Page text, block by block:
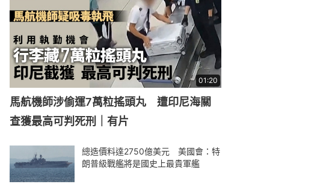
01:20
馬航機師涉偷運7萬粒搖頭丸 遭印尼海關
查獲最高可判死刑｜有片
總造價料達2750億美元 美國會：特
朗普級戰艦將是國史上最貴軍艦